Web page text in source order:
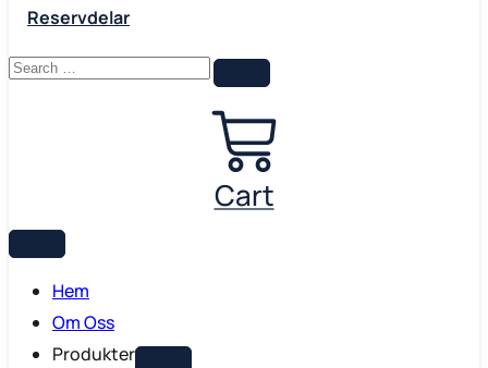
Reservdelar
Cart
Hem
Om Oss
Produkter